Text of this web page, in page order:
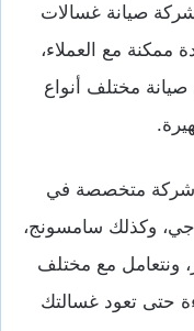
شركة صيانة غسالات
ممكنة مع العملاء،
مختلف أنواع
شركة متخصصة في
جي، وكذلك سامسونج،
ونتعامل مع مختلف
حتى تعود غسالتك